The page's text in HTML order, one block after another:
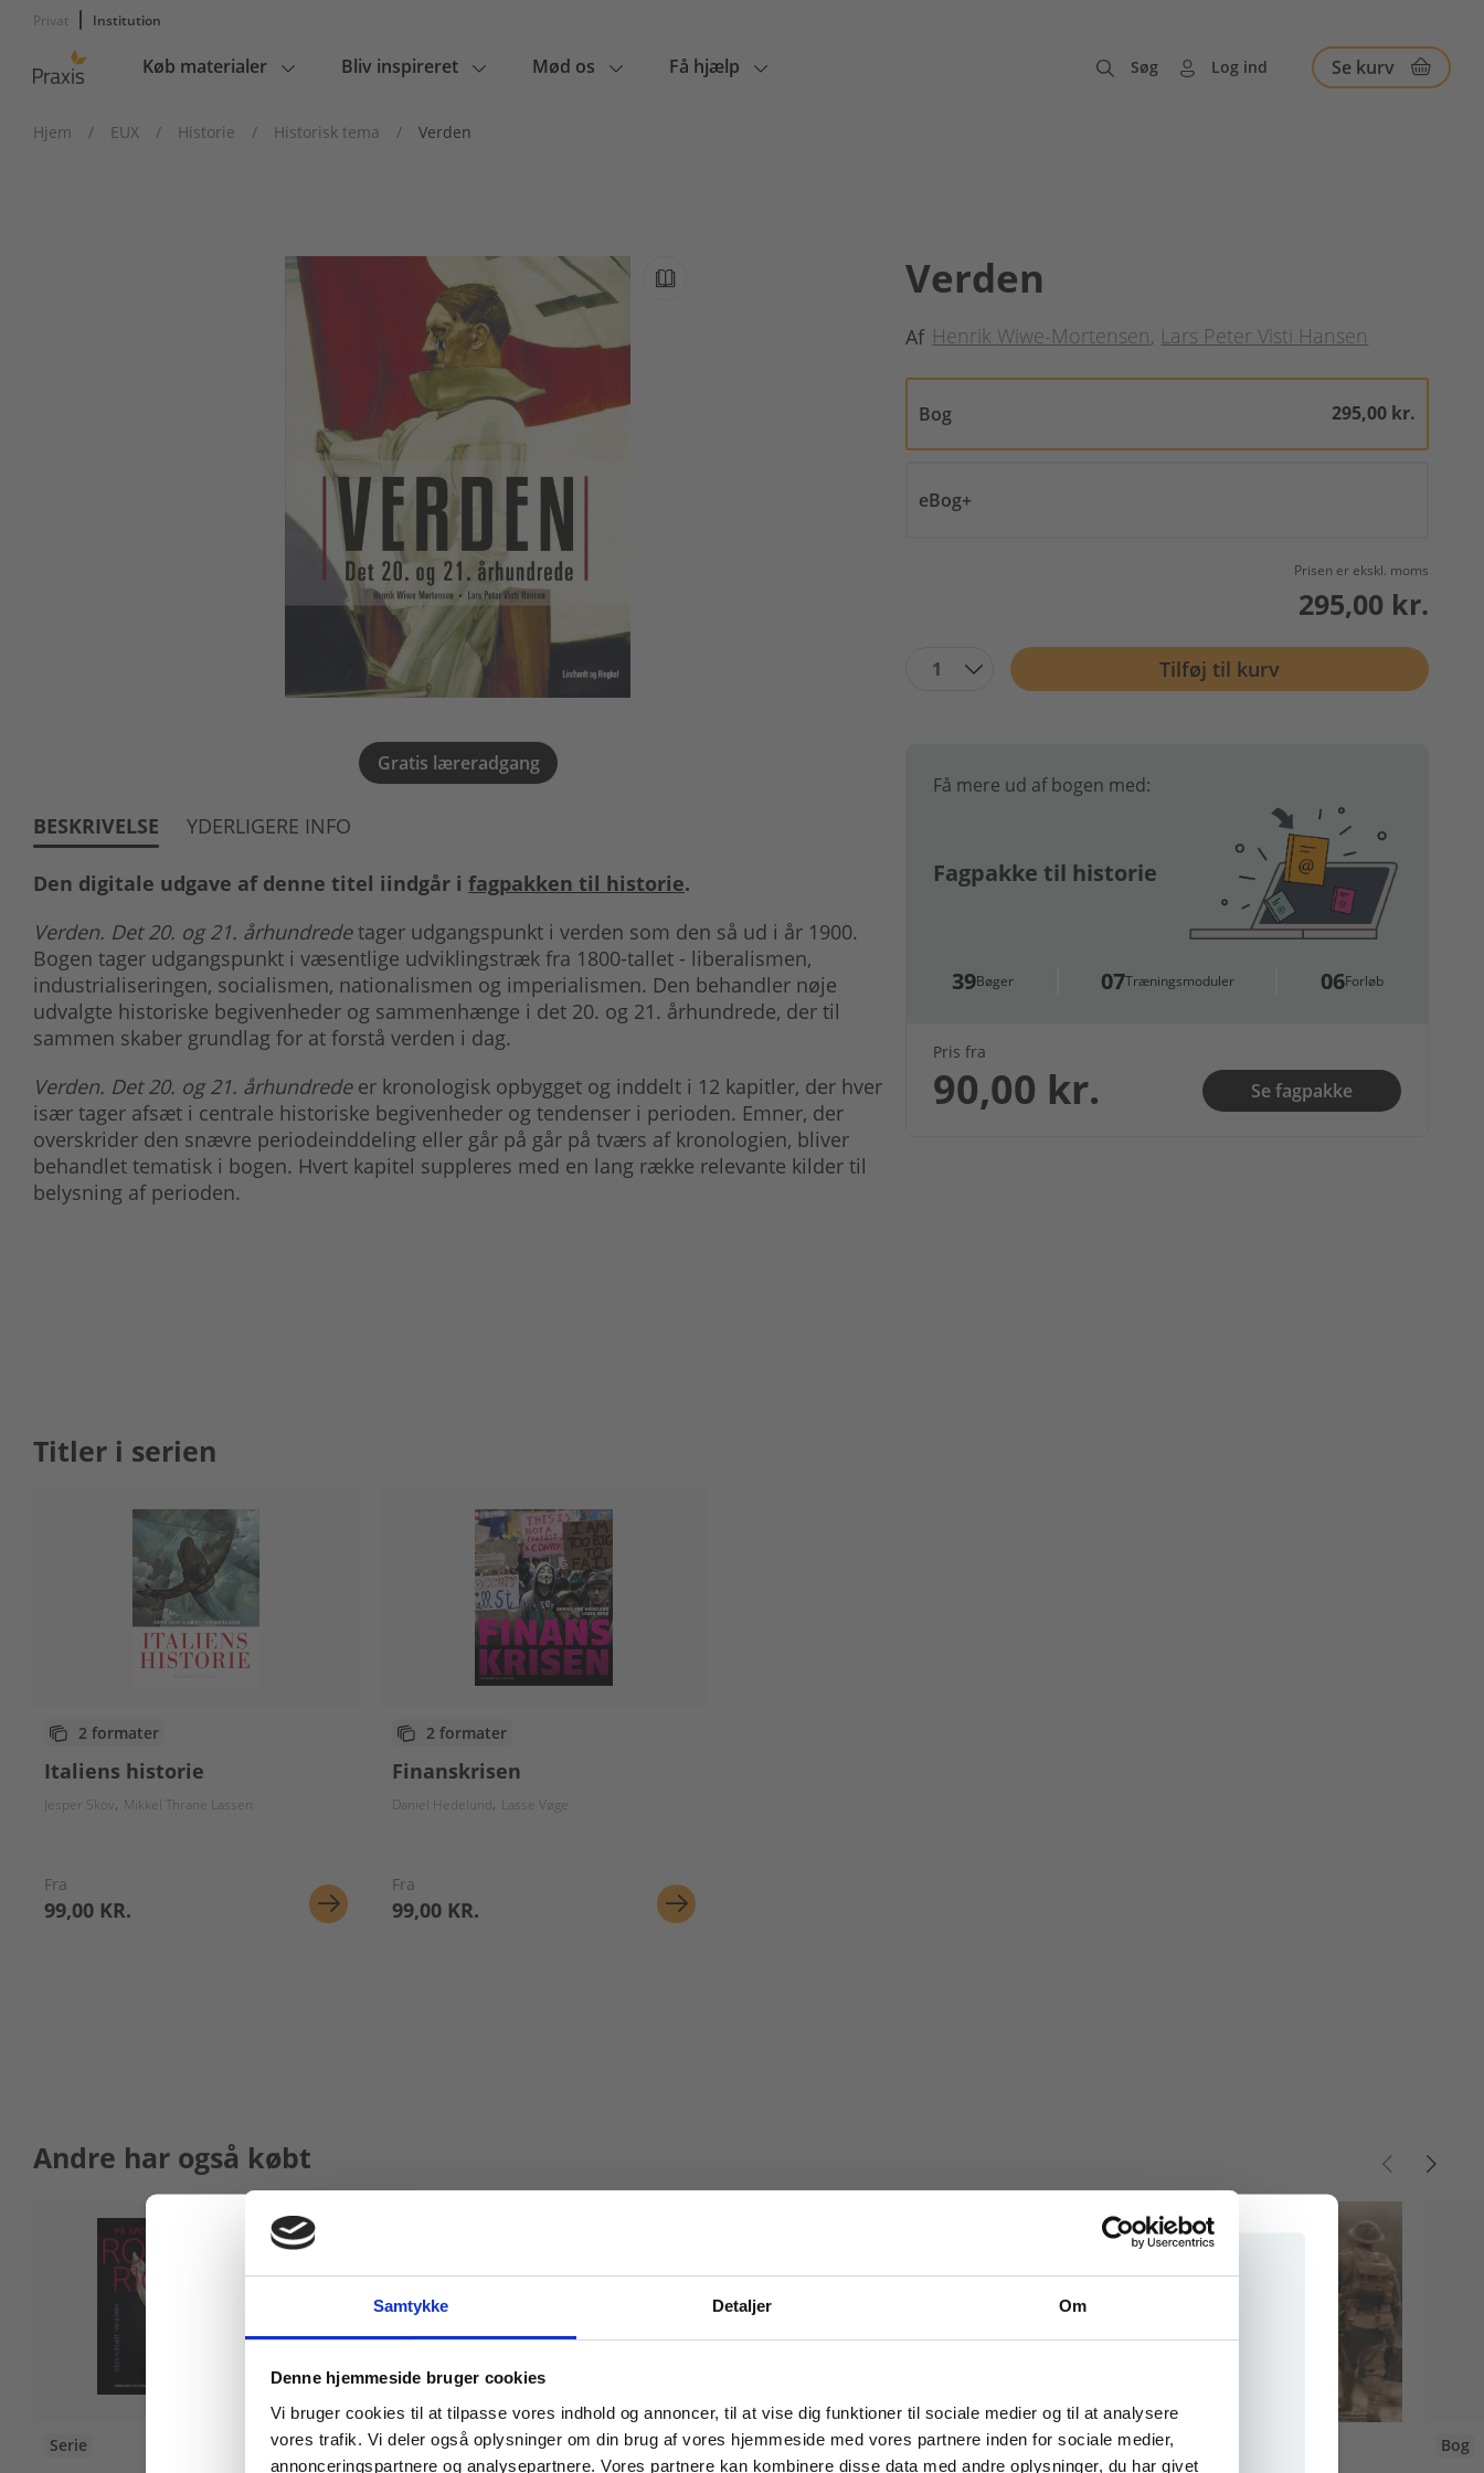
Samtykke Detaljer Om
Denne hjemmeside bruger cookies
Vi bruger cookies til at tilpasse vores indhold og annoncer, til at vise dig funktioner til sociale medier og til at analysere
vores trafik. Vi deler også oplysninger om din brug af vores hjemmeside med vores partnere inden for sociale medier,
annonceringspartnere og analysepartnere. Vores partnere kan kombinere disse data med andre oplysninger, du har givet
Privat Institution
Main
Køb materialer Bliv inspireret Mød os Få hjælp Søg Log ind Se kurv
Hjem / EUX / Historie / Historisk tema / Verden
Gratis læreradgang
Verden
Af Henrik Wiwe-Mortensen Lars Peter Visti Hansen
Bog 295,00 kr.
eBog+
Prisen er ekskl. moms
295,00 kr.
1 Tilføj til kurv
Få mere ud af bogen med:
Fagpakke til historie
39Bøger 07Træningsmoduler 06Forløb
Pris fra
90,00 kr. Se fagpakke
BESKRIVELSE YDERLIGERE INFO
Den digitale udgave af denne titel iindgår i fagpakken til historie.
Verden. Det 20. og 21. århundredetager udgangspunkt i verden som den så ud i år 1900.
Bogen tager udgangspunkt i væsentlige udviklingstræk fra 1800-tallet - liberalismen,
industrialiseringen, socialismen, nationalismen og imperialismen. Den behandler nøje
udvalgte historiske begivenheder og sammenhænge i det 20. og 21. århundrede, der til
sammen skaber grundlag for at forstå verden i dag.
Verden. Det 20. og 21. århundredeer kronologisk opbygget og inddelt i 12 kapitler, der hver
især tager afsæt i centrale historiske begivenheder og tendenser i perioden. Emner, der
overskrider den snævre periodeinddeling eller går på går på tværs af kronologien, bliver
behandlet tematisk i bogen. Hvert kapitel suppleres med en lang række relevante kilder til
belysning af perioden.
Titler i serien
2 formater
Italiens historie
Jesper Skov Mikkel Thrane Lassen
Fra
99,00 KR.
2 formater
Finanskrisen
Daniel Hedelund Lasse Vøge
Fra
99,00 KR.
Andre har også købt
Serie 3 formater 2 formater Digitale Læremidler Bog
Køb læremidler og find masterclasses mm.
Tilgå dine onlinematerialer